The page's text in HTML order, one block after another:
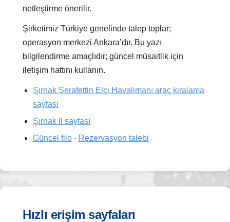
netleştirme önerilir.
Şirketimiz Türkiye genelinde talep toplar;
operasyon merkezi Ankara’dır. Bu yazı
bilgilendirme amaçlıdır; güncel müsaitlik için
iletişim hattını kullanın.
Şırnak Şerafettin Elçi Havalimanı araç kiralama
sayfası
Şırnak il sayfası
Güncel filo· Rezervasyon talebi
Hızlı erişim sayfaları